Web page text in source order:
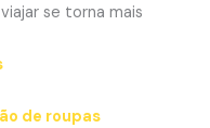
se torna mais
de roupas